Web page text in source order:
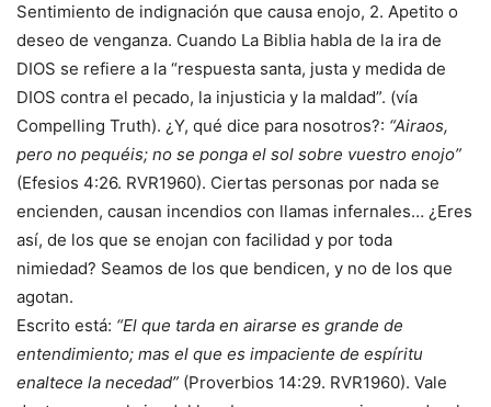
Sentimiento de indignación que causa enojo, 2. Apetito o
deseo de venganza. Cuando La Biblia habla de la ira de
DIOS se refiere a la “respuesta santa, justa y medida de
DIOS contra el pecado, la injusticia y la maldad”. (vía
Compelling Truth). ¿Y, qué dice para nosotros?: “Airaos,
pero no pequéis; no se ponga el sol sobre vuestro enojo”
(Efesios 4:26. RVR1960). Ciertas personas por nada se
encienden, causan incendios con llamas infernales… ¿Eres
así, de los que se enojan con facilidad y por toda
nimiedad? Seamos de los que bendicen, y no de los que
agotan.
Escrito está: “El que tarda en airarse es grande de
entendimiento; mas el que es impaciente de espíritu
enaltece la necedad” (Proverbios 14:29. RVR1960). Vale